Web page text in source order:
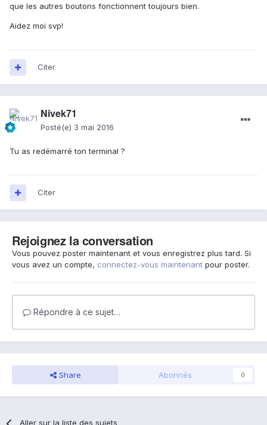
que les autres boutons fonctionnent toujours bien.
Aidez moi svp!
Citer
Nivek71
Posté(e) 3 mai 2016
Tu as redémarré ton terminal ?
Citer
Rejoignez la conversation
Vous pouvez poster maintenant et vous enregistrez plus tard. Si
vous avez un compte, connectez-vous maintenant pour poster.
Répondre à ce sujet…
Share Abonnés 0
Aller sur la liste des sujets